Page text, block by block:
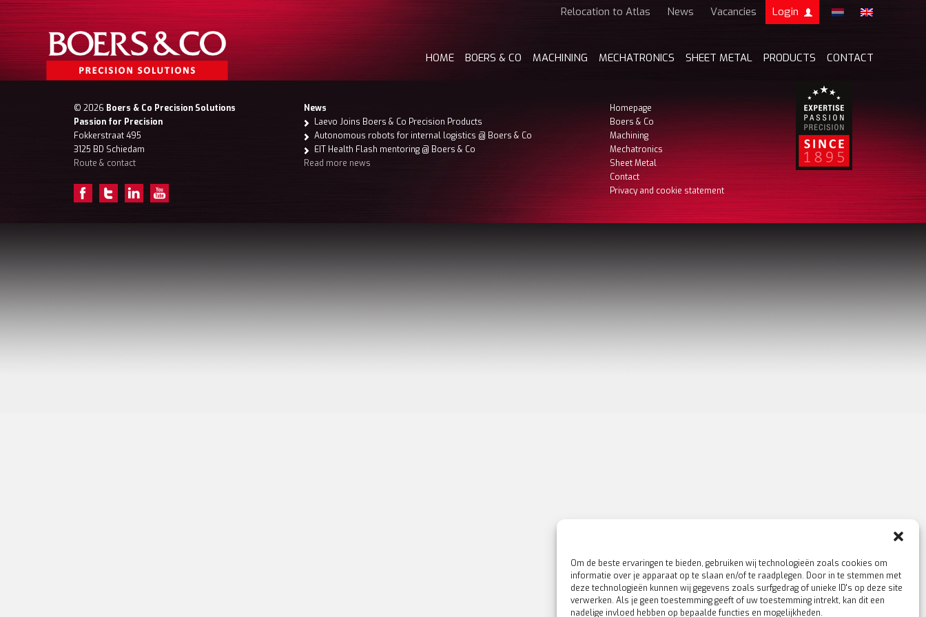
Om de beste ervaringen te bieden, gebruiken wij technologieën zoals cookies om
informatie over je apparaat op te slaan en/of te raadplegen. Door in te stemmen met
deze technologieën kunnen wij gegevens zoals surfgedrag of unieke ID's op deze site
verwerken. Als je geen toestemming geeft of uw toestemming intrekt, kan dit een
nadelige invloed hebben op bepaalde functies en mogelijkheden.
Relocation to Atlas News Vacancies
Login
Customer
my Boers & Co
HOME BOERS & CO MACHINING MECHATRONICS SHEET METAL PRODUCTS CONTACT
© 2026 Boers & Co Precision Solutions
Passion for Precision
Fokkerstraat 495
3125 BD Schiedam
Route & contact
News
Laevo Joins Boers & Co Precision Products
Autonomous robots for internal logistics @ Boers & Co
EIT Health Flash mentoring @ Boers & Co
Read more news
Homepage
Boers & Co
Machining
Mechatronics
Sheet Metal
Contact
Privacy and cookie statement